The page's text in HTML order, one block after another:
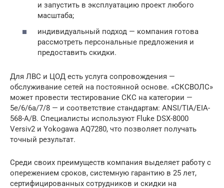
и запустить в эксплуатацию проект любого
масштаба;
индивидуальный подход — компания готова
рассмотреть персональные предложения и
предоставить скидки.
Для ЛВС и ЦОД есть услуга сопровождения —
обслуживание сетей на постоянной основе. «СКСВОЛС»
может провести тестирование СКС на категории —
5e/6/6a/7/8 — и соответствие стандартам: ANSI/TIA/EIA-
568-A/B. Специалисты используют Fluke DSX-8000
Versiv2 и Yokogawa AQ7280, что позволяет получать
точный результат.
Среди своих преимуществ компания выделяет работу с
опережением сроков, системную гарантию в 25 лет,
сертифицированных сотрудников и скидки на